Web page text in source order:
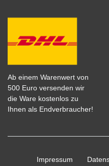
Ab einem Warenwert von
500 Euro versenden wir
die Ware kostenlos zu
Ihnen als Endverbraucher!
Impressum